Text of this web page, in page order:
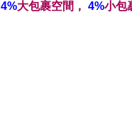
4%大包裹空間， 4%小包